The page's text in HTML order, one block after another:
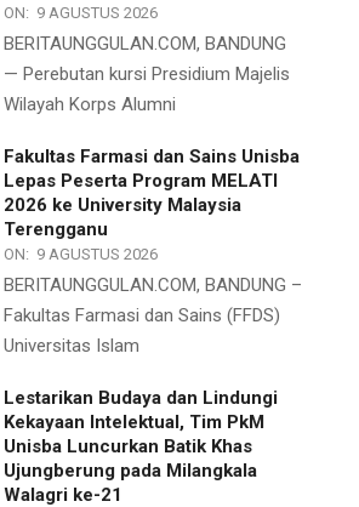
ON: 9 AGUSTUS 2026
BERITAUNGGULAN.COM, BANDUNG
— Perebutan kursi Presidium Majelis
Wilayah Korps Alumni
Fakultas Farmasi dan Sains Unisba
Lepas Peserta Program MELATI
2026 ke University Malaysia
Terengganu
ON: 9 AGUSTUS 2026
BERITAUNGGULAN.COM, BANDUNG –
Fakultas Farmasi dan Sains (FFDS)
Universitas Islam
Lestarikan Budaya dan Lindungi
Kekayaan Intelektual, Tim PkM
Unisba Luncurkan Batik Khas
Ujungberung pada Milangkala
Walagri ke-21